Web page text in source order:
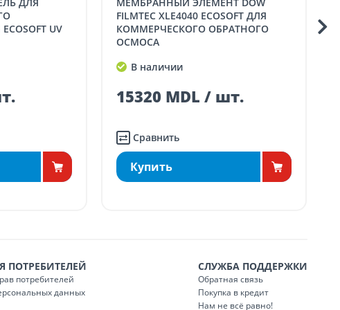
UV
FILMTEC XLE4040 ECOSOFT ДЛЯ
КОММЕРЧЕСКОГО ОБРАТНОГО
ОСМОСА
В наличии
15320 MDL / шт.
Сравнить
Купить
потребителей
данных
СЛУЖБА ПОДДЕРЖКИ
Обратная связь
Покупка в кредит
Нам не всё равно!